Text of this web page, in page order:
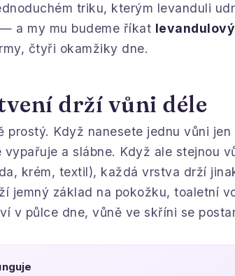
triku, kterým levanduli
a my mu budeme říkat
čtyři okamžiky dne.
drží vůni déle
prostý. Když nanesete jednu vůni
a slábne. Když ale stejnou
krém, textil), každá vrstva drží
jemný základ na pokožku, toaletní
v půlce dne, vůně ve skříni se